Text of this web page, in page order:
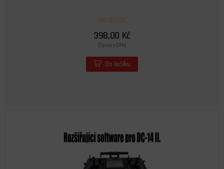
na dotaz
398,00 Kč
Cena s DPH
Do košíku